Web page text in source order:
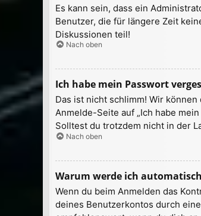
Es kann sein, dass ein
Benutzer, die für längere Zeit
Diskussionen teil!
Nach oben
Ich habe mein Passwort
Das ist nicht schlimm! Wir
Anmelde-Seite auf „Ich habe
Solltest du trotzdem nicht in der
Nach oben
Warum werde ich
Wenn du beim Anmelden das
deines Benutzerkontos durch